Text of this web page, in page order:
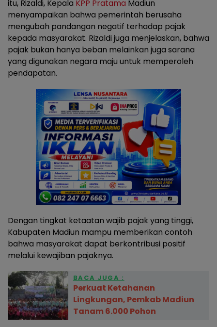
itu, Rizaldi, Kepala KPP Pratama Madiun
menyampaikan bahwa pemerintah berusaha
mengubah pandangan negatif terhadap pajak
kepada masyarakat. Rizaldi juga menjelaskan, bahwa
pajak bukan hanya beban melainkan juga sarana
yang digunakan negara maju untuk memperoleh
pendapatan.
Dengan tingkat ketaatan wajib pajak yang tinggi,
Kabupaten Madiun mampu memberikan contoh
bahwa masyarakat dapat berkontribusi positif
melalui kewajiban pajaknya.
BACA JUGA :
Perkuat Ketahanan
Lingkungan, Pemkab Madiun
Tanam 6.000 Pohon